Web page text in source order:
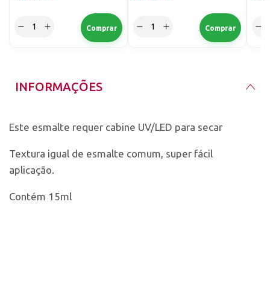
INFORMAÇÕES
Este esmalte requer cabine UV/LED para secar
Textura igual de esmalte comum, super fácil
aplicação.
Contém 15ml